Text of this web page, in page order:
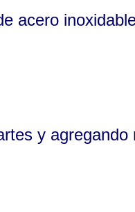
acero
y